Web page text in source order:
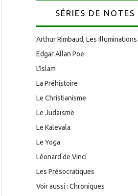
SÉRIES DE NOTES
Arthur Rimbaud, Les Illuminations
Edgar Allan Poe
L'Islam
La Préhistoire
Le Christianisme
Le Judaïsme
Le Kalevala
Le Yoga
Léonard de Vinci
Les Présocratiques
Voir aussi : Chroniques